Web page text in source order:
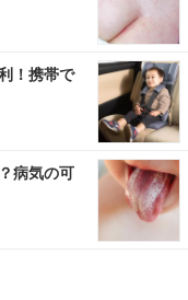
！携帯で
病気の可